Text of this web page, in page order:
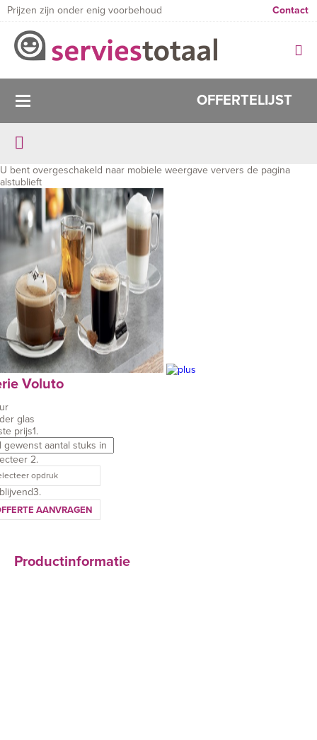
Prijzen zijn onder enig voorbehoud Contact
OFFERTELIJST
U bent overgeschakeld naar mobiele weergave ververs de pagina
alstublieft
Voluto
glas
prijs1.
2.
opdruk
3.
AANVRAGEN
Productinformatie